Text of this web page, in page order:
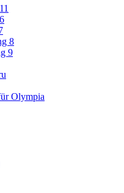
8
9
Olympia